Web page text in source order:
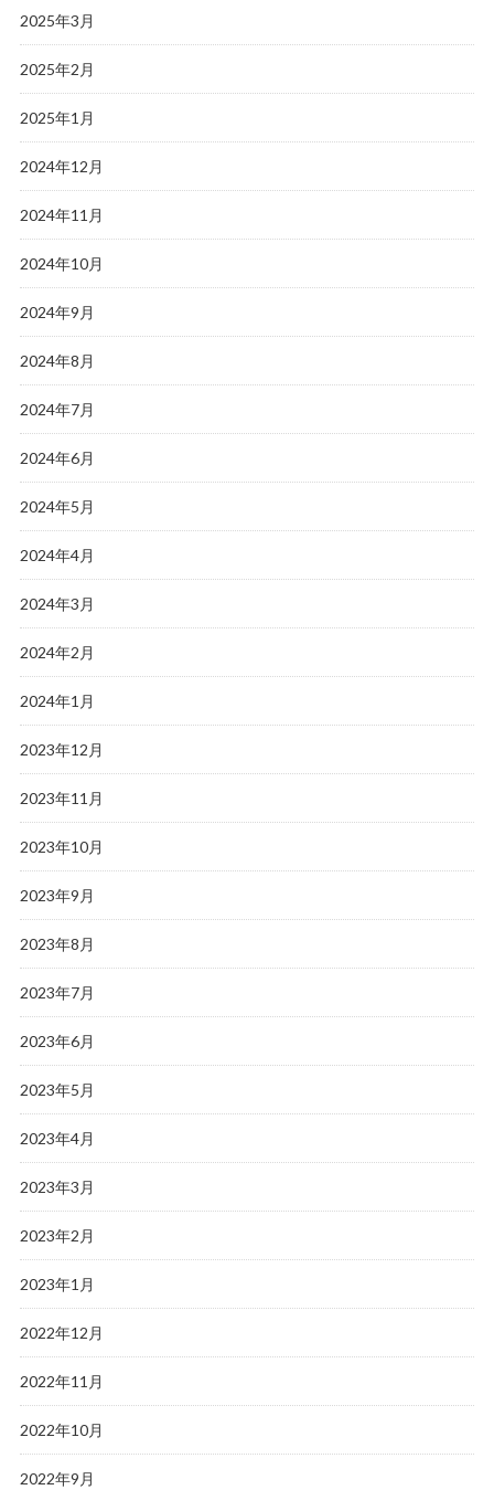
2025年3月
2025年2月
2025年1月
2024年12月
2024年11月
2024年10月
2024年9月
2024年8月
2024年7月
2024年6月
2024年5月
2024年4月
2024年3月
2024年2月
2024年1月
2023年12月
2023年11月
2023年10月
2023年9月
2023年8月
2023年7月
2023年6月
2023年5月
2023年4月
2023年3月
2023年2月
2023年1月
2022年12月
2022年11月
2022年10月
2022年9月